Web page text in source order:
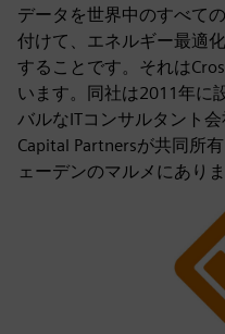
データを世界中のすべて
付けて、エネルギー最適
することです。それは
います。同社は2011年に
バルなITコンサルタント
Capital Partnersが共同所
ェーデンのマルメにありま